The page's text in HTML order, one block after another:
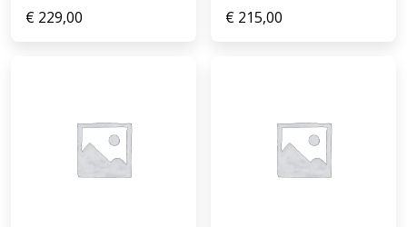
€ 229,00 € 215,00